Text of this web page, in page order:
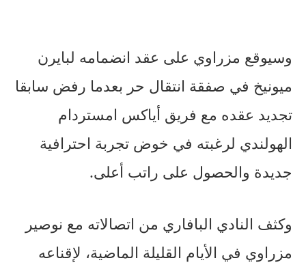
وسيوقع مزراوي على عقد انضمامه لبايرن
ميونيخ في صفقة انتقال حر بعدما رفض سابقا
تجديد عقده مع فريق أياكس امستردام
الهولندي لرغبته في خوض تجربة احترافية
جديدة والحصول على راتب أعلى.
وكثف النادي البافاري من اتصالاته مع نوصير
مزراوي في الأيام القليلة الماضية، لإقناعه